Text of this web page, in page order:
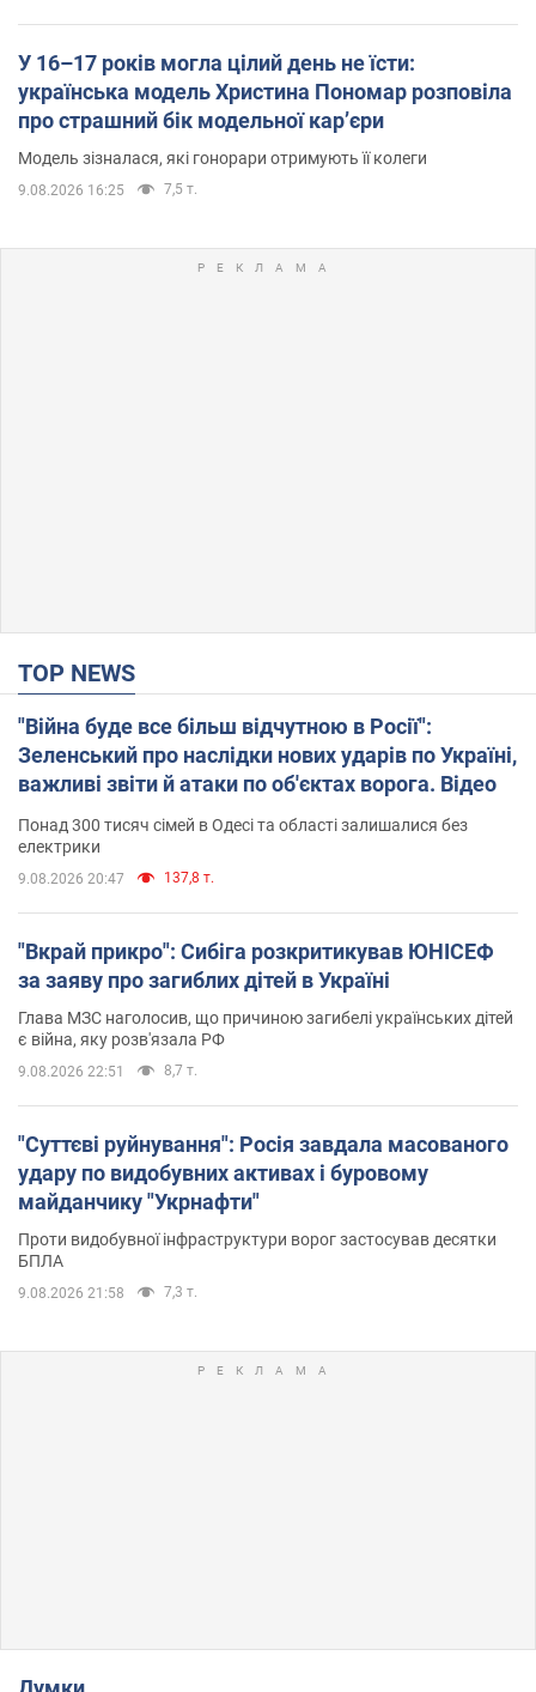
У 16–17 років могла цілий день не їсти:
українська модель Христина Пономар розповіла
про страшний бік модельної кар’єри
Модель зізналася, які гонорари отримують її колеги
9.08.2026 16:25 7,5 т.
TOP NEWS
"Війна буде все більш відчутною в Росії":
Зеленський про наслідки нових ударів по Україні,
важливі звіти й атаки по об'єктах ворога. Відео
Понад 300 тисяч сімей в Одесі та області залишалися без
електрики
9.08.2026 20:47 137,8 т.
"Вкрай прикро": Сибіга розкритикував ЮНІСЕФ
за заяву про загиблих дітей в Україні
Глава МЗС наголосив, що причиною загибелі українських дітей
є війна, яку розв'язала РФ
9.08.2026 22:51 8,7 т.
"Суттєві руйнування": Росія завдала масованого
удару по видобувних активах і буровому
майданчику "Укрнафти"
Проти видобувної інфраструктури ворог застосував десятки
БПЛА
9.08.2026 21:58 7,3 т.